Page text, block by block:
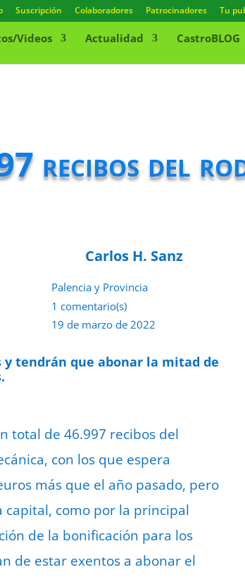
Suscripción Colaboradores Patrocinadores Tu
Videos Actualidad CastroBLOG
recibos del
Carlos H. Sanz
Palencia y Provincia
1 comentario(s)
19 de marzo de 2022
tendrán que abonar la mitad de
total de 46.997 recibos del
con los que espera
más que el año pasado, pero
como por la principal
de la bonificación para los
de estar exentos a abonar el